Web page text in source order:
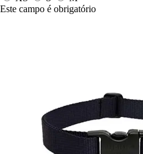
Este campo é obrigatório